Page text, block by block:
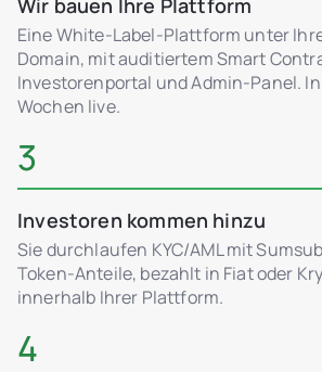
Wir bauen Ihre Plattform
Eine White-Label-Plattform unter
Domain, mit auditiertem Smart
Investorenportal und Admin-Panel.
Wochen live.
3
Investoren kommen hinzu
Sie durchlaufen KYC/AML mit
Token-Anteile, bezahlt in Fiat oder
innerhalb Ihrer Plattform.
4